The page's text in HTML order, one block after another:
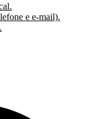
e e-mail).